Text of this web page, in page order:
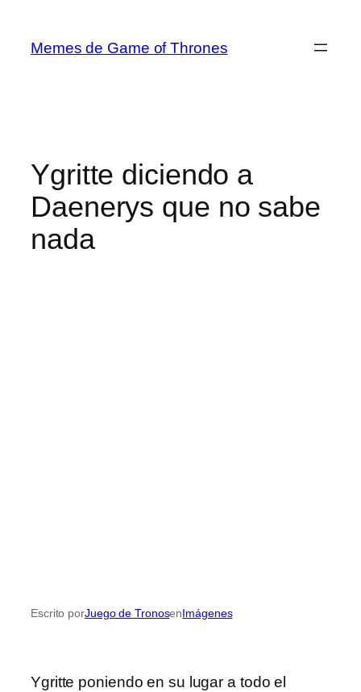
contenido
Memes de Game of Thrones
Ygritte diciendo a
Daenerys que no sabe
nada
Escrito porJuego de TronosenImágenes
Ygritte poniendo en su lugar a todo el